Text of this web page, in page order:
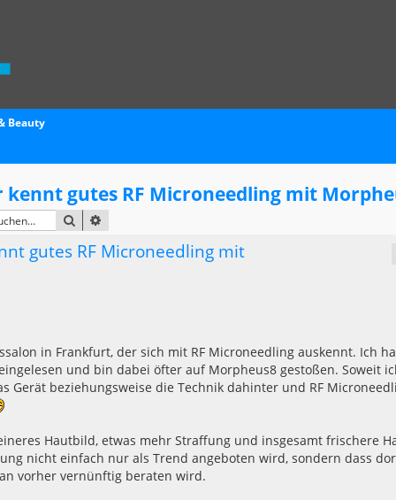
Beauty
gutes RF Microneedling mit
SUCHE
gutes RF Microneedling mit
in Frankfurt, der sich mit RF Microneedling auskennt. Ich
und bin dabei öfter auf Morpheus8 gestoßen. Soweit
Gerät beziehungsweise die Technik dahinter und RF
Hautbild, etwas mehr Straffung und insgesamt frischere
nicht einfach nur als Trend angeboten wird, sondern dass
vorher vernünftig beraten wird.